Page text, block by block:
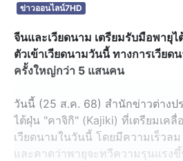
ข่าวออนไลน์7HD
จีนและเวียดนาม เตรียมรับมือพายุ
ตัวเข้าเวียดนามวันนี้ ทางการเวีย
ครั้งใหญ่กว่า 5 แสนคน
วันนี้ (25 ส.ค. 68) สำนักข่าวต่างป
ไต้ฝุ่น "คาจิกิ" (Kajiki) ที่เตรียมเค
เวียดนามในวันนี้ โดยมีความเร็วล
และคาดว่าพายุจะทวีความรุนแรง